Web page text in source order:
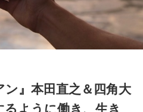
ン』本田直之＆四角大
るように働き、生き